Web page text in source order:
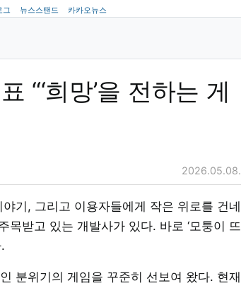
그 뉴스스탠드 카카오뉴스
“‘희망’을 전하는 게
2026.05.08.
기, 그리고 이용자들에게 작은 위로를 건네
받고 있는 개발사가 있다. 바로 ‘모퉁이 뜨
분위기의 게임을 꾸준히 선보여 왔다. 현재